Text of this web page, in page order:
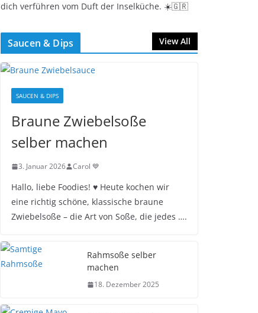
dich verführen vom Duft der Inselküche. ☀️🇬🇷
Saucen & Dips View All
SAUCEN & DIPS
Braune Zwiebelsoße
selber machen
3. Januar 2026 Carol 💙
Hallo, liebe Foodies! ♥︎ Heute kochen wir
eine richtig schöne, klassische braune
Zwiebelsoße – die Art von Soße, die jedes ….
Rahmsoße selber
machen
18. Dezember 2025